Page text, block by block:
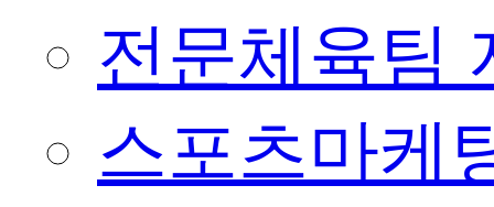
전문체육팀
스포츠마케